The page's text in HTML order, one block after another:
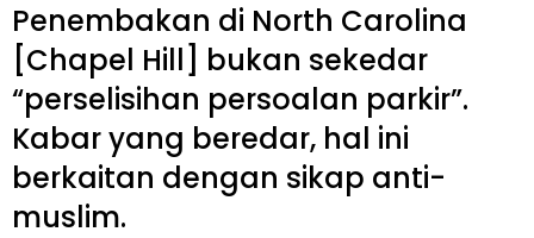
Penembakan di North Carolina
[Chapel Hill] bukan sekedar
“perselisihan persoalan parkir”.
Kabar yang beredar, hal ini
berkaitan dengan sikap anti-
muslim.